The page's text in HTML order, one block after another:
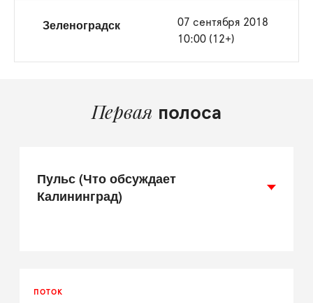
Зеленоградск
07 сентября 2018
10:00 (12+)
Первая полоса
ПОТОК
Пульс (Что обсуждает
Калининград)